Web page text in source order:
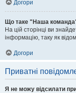
Догори
Що таке "Наша
На цій сторінці ви
інформацію, таку як
Догори
Приватні
Я не можу відсилати